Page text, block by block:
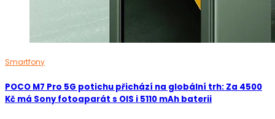
Smartfony
POCO M7 Pro 5G potichu přichází na globální trh: Za 4500
Kč má Sony fotoaparát s OIS i 5110 mAh baterii